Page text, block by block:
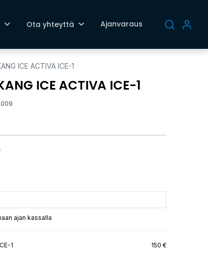
Ota yhteyttä Ajanvaraus
ICE ACTIVA ICE-1
ICE ACTIVA ICE-1
ajan kassalla
1
150 €